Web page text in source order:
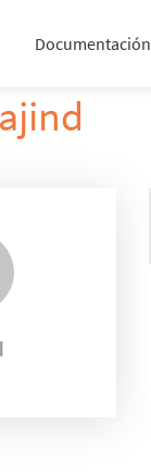
Documentación